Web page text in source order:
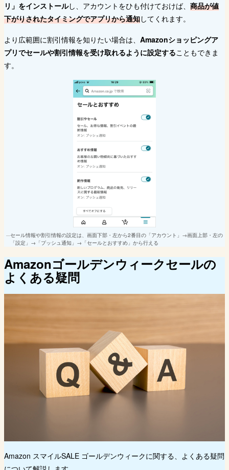
リ」をインストールし、アカウントをひも付けておけば、 商品が値
下がりされたタイミングでアプリから通知してくれます。
より広範囲に割引情報を知りたい場合は、 Amazonショッピングア
プリでセールや割引情報を受け取れるように設定することもできま
す。
セール情報や割引情報の設定は、画面下部・左から2番目の「アカウント」→画面上部・左の
「設定」→「プッシュ通知」→「セールとおすすめ」から行える
Amazonゴールデンウィークセールの
よくある疑問
Amazon スマイルSALE ゴールデンウィークに関する、よくある疑問